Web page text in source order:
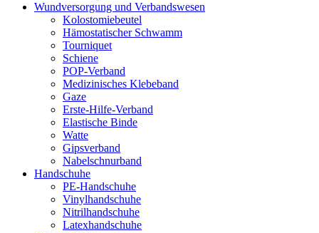
Wundversorgung und Verbandswesen
Kolostomiebeutel
Hämostatischer Schwamm
Tourniquet
Schiene
POP-Verband
Medizinisches Klebeband
Gaze
Erste-Hilfe-Verband
Elastische Binde
Watte
Gipsverband
Nabelschnurband
Handschuhe
PE-Handschuhe
Vinylhandschuhe
Nitrilhandschuhe
Latexhandschuhe